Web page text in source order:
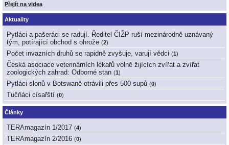
Přejít na videa
Aktuality
Pytláci a pašeráci se radují. Ředitel ČIŽP ruší mezinárodně uznávaný
tým, potírající obchod s ohrože (2)
Počet invazních druhů se rapidně zvyšuje, varují vědci (1)
Česká asociace veterinárních lékařů volně žijících zvířat a zvířat
zoologických zahrad: Odborné stan (1)
Pytláci slonů v Botswaně otrávili přes 500 supů (0)
Tučňáci císařští (0)
Články
TERAmagazín 1/2017 (4)
TERAmagazín 2/2016 (0)